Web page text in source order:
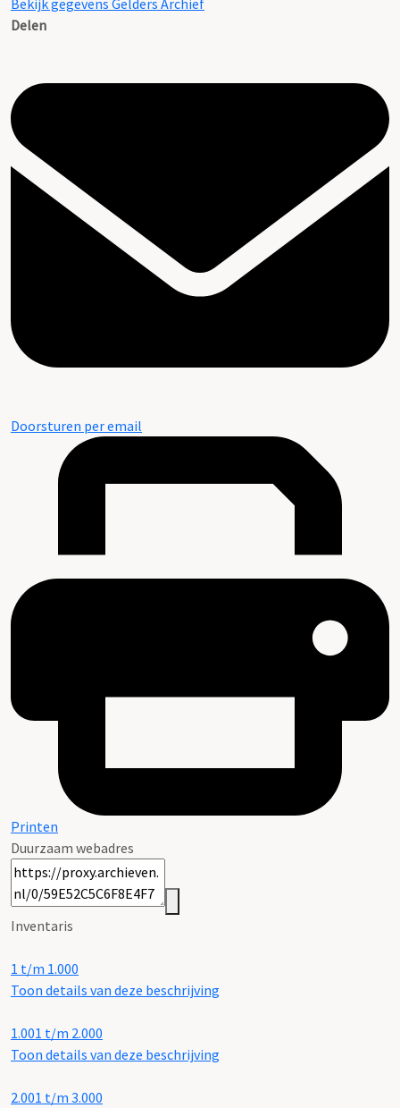
Bekijk gegevens Gelders Archief
Delen
Doorsturen per email
Printen
Duurzaam webadres
Inventaris
1 t/m 1.000
Toon details van deze beschrijving
1.001 t/m 2.000
Toon details van deze beschrijving
2.001 t/m 3.000